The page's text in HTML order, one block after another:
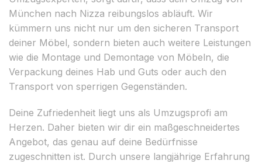
München nach Nizza reibungslos abläuft. Wir
kümmern uns nicht nur um den sicheren Transport
deiner Möbel, sondern bieten auch weitere Leistungen
wie die Montage und Demontage von Möbeln, die
Verpackung deines Hab und Guts oder auch den
Transport von sperrigen Gegenständen.
Deine Zufriedenheit liegt uns als Umzugsprofi am
Herzen. Daher bieten wir dir ein maßgeschneidertes
Angebot, das genau auf deine Bedürfnisse
zugeschnitten ist. Durch unsere langjährige Erfahrung